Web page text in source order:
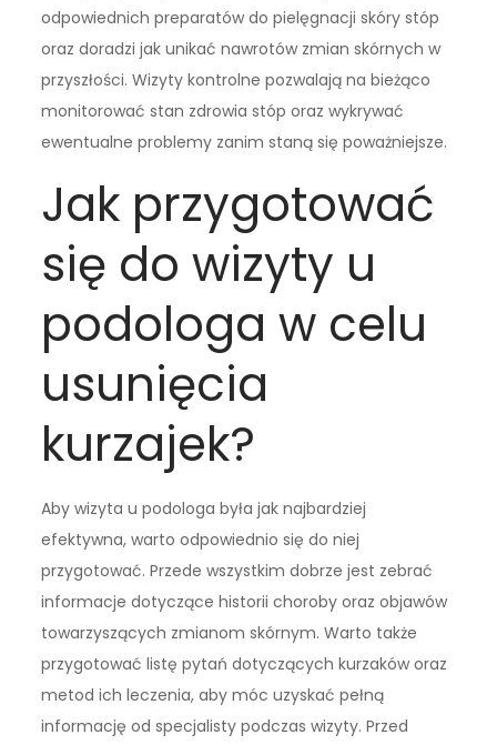
odpowiednich preparatów do pielęgnacji skóry stóp
oraz doradzi jak unikać nawrotów zmian skórnych w
przyszłości. Wizyty kontrolne pozwalają na bieżąco
monitorować stan zdrowia stóp oraz wykrywać
ewentualne problemy zanim staną się poważniejsze.
Jak przygotować
się do wizyty u
podologa w celu
usunięcia
kurzajek?
Aby wizyta u podologa była jak najbardziej
efektywna, warto odpowiednio się do niej
przygotować. Przede wszystkim dobrze jest zebrać
informacje dotyczące historii choroby oraz objawów
towarzyszących zmianom skórnym. Warto także
przygotować listę pytań dotyczących kurzaków oraz
metod ich leczenia, aby móc uzyskać pełną
informację od specjalisty podczas wizyty. Przed